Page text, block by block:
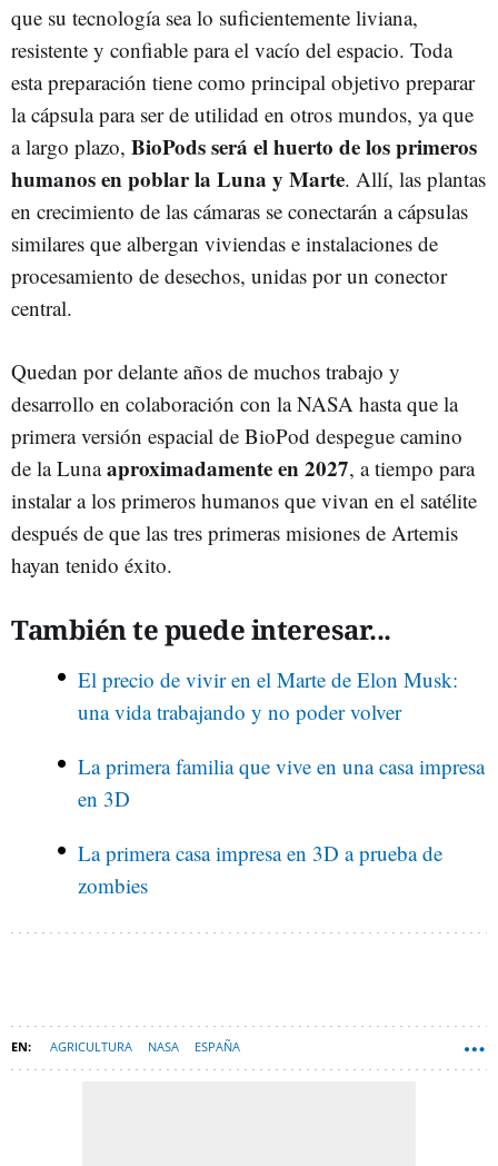
que su tecnología sea lo suficientemente liviana,
resistente y confiable para el vacío del espacio. Toda
esta preparación tiene como principal objetivo preparar
la cápsula para ser de utilidad en otros mundos, ya que
a largo plazo, BioPods será el huerto de los primeros
humanos en poblar la Luna y Marte. Allí, las plantas
en crecimiento de las cámaras se conectarán a cápsulas
similares que albergan viviendas e instalaciones de
procesamiento de desechos, unidas por un conector
central.
Quedan por delante años de muchos trabajo y
desarrollo en colaboración con la NASA hasta que la
primera versión espacial de BioPod despegue camino
de la Lunaaproximadamente en 2027, a tiempo para
instalar a los primeros humanos que vivan en el satélite
después de que las tres primeras misiones de Artemis
hayan tenido éxito.
También te puede interesar...
El precio de vivir en el Marte de Elon Musk:
una vida trabajando y no poder volver
La primera familia que vive en una casa impresa
en 3D
La primera casa impresa en 3D a prueba de
zombies
AGRICULTURA NASA ESPAÑA